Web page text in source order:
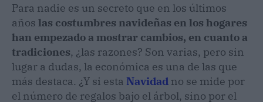
Para nadie es un secreto que en los últimos
años las costumbres navideñas en los hogares
han empezado a mostrar cambios, en cuanto a
tradiciones, ¿las razones? Son varias, pero sin
lugar a dudas, la económica es una de las que
más destaca. ¿Y si esta Navidad no se mide por
el número de regalos bajo el árbol, sino por el